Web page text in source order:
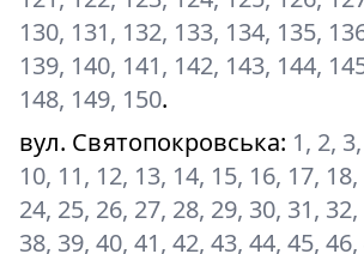
130, 131, 132, 133, 134, 135,
139, 140, 141, 142, 143, 144,
148, 149, 150.
вул. Святопокровська: 1, 2,
10, 11, 12, 13, 14, 15, 16, 17,
24, 25, 26, 27, 28, 29, 30, 31,
38, 39, 40, 41, 42, 43, 44, 45,